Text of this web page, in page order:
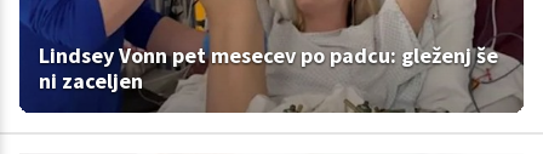
Lindsey Vonn pet mesecev po padcu: gleženj še
ni zaceljen